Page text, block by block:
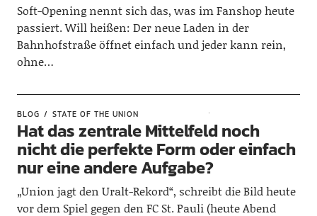
Soft-Opening nennt sich das, was im Fanshop heute
passiert. Will heißen: Der neue Laden in der
Bahnhofstraße öffnet einfach und jeder kann rein,
ohne…
BLOG STATE OF THE UNION
Hat das zentrale Mittelfeld noch
nicht die perfekte Form oder einfach
nur eine andere Aufgabe?
„Union jagt den Uralt-Rekord“, schreibt die Bild heute
vor dem Spiel gegen den FC St. Pauli (heute Abend